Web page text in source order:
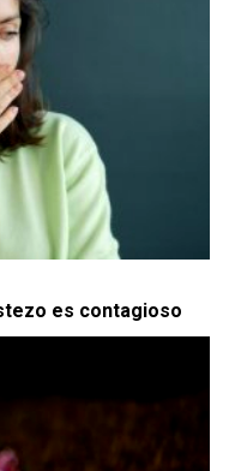
es contagioso